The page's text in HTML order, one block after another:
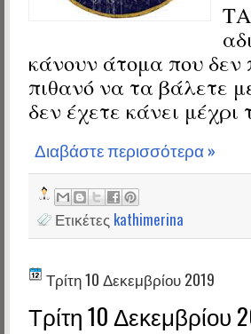
κάνουν άτομα που δεν
πιθανό να τα βάλετε
δεν έχετε κάνει μέχρι
Διαβάστε περισσότερα »
Ετικέτες kathimerina
Τρίτη 10 Δεκεμβρίου 2019
Τρίτη 10 Δεκεμβρίου